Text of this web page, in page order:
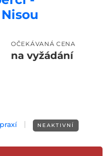
OČEKÁVANÁ CENA
na vyžádání
NEAKTIVNÍ